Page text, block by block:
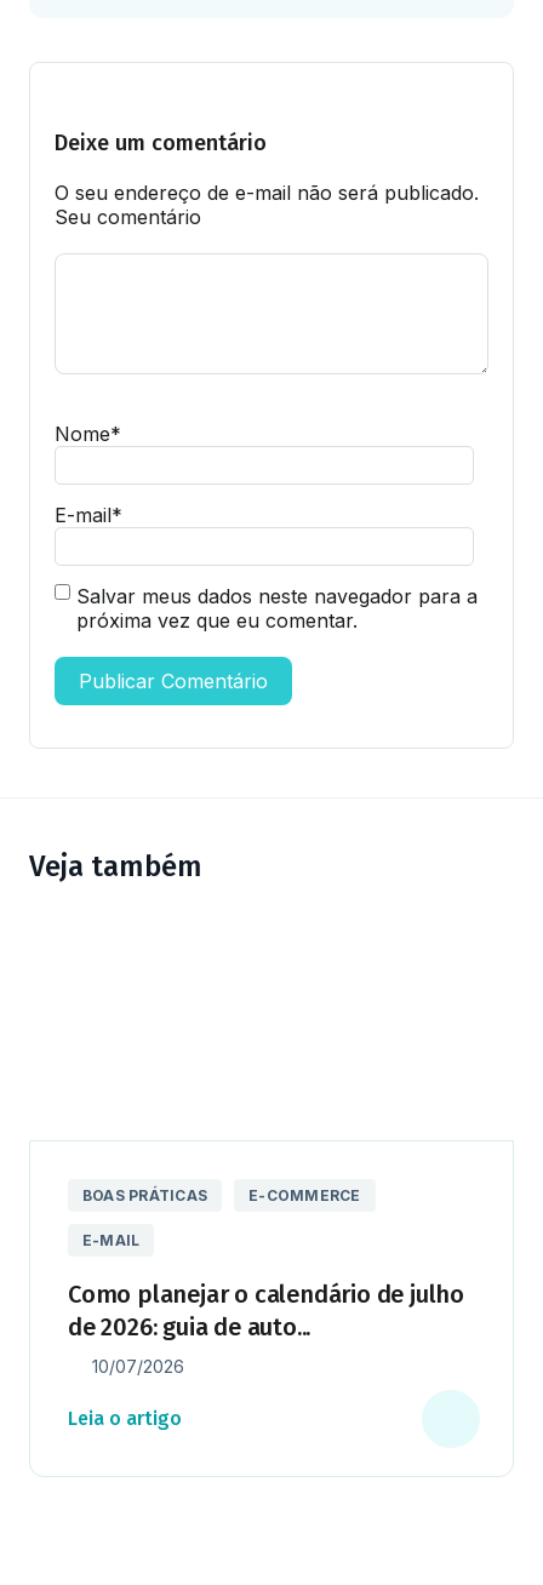
Deixe um comentário
O seu endereço de e-mail não será publicado.
Seu comentário
Nome*
E-mail*
Salvar meus dados neste navegador para a
próxima vez que eu comentar.
Veja também
BOAS PRÁTICAS E-COMMERCE
E-MAIL
Como planejar o calendário de julho
de 2026: guia de auto...
10/07/2026
Leia o artigo